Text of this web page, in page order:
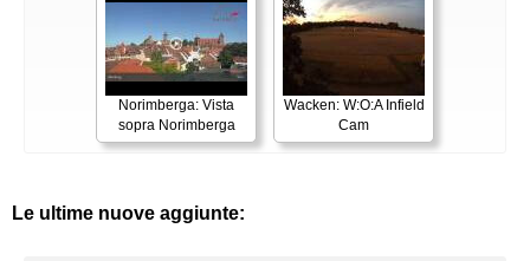
Norimberga: Vista
sopra Norimberga
Wacken: W:O:A Infield
Cam
Le ultime nuove aggiunte: